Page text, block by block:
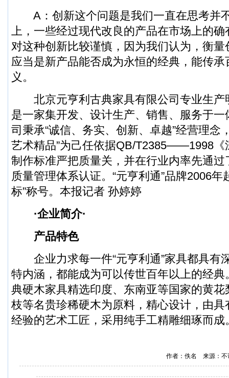
A：创新这个问题是我们一直在思考并
上，一些经过现代改良的产品在市场上的
对这种创新比较谨慎，因为我们认为，衡
应当是新产品能否成为永恒的经典，能传
义。
北京元亨利古典家具有限公司专业生产
是一家集开发、设计生产、销售、服务于
司秉承“诚信、务实、创新、卓越”经营理念
艺术精品”为己任依据QB/T2385——1998《
制作标准严把质量关，并在行业内率先通过
质量管理体系认证。“元亨利通”品牌2006年
标”称号。本报记者 孙婷婷
·企业简介·
产品特色
企业力求每一件“元亨利通”家具都具有
特内涵，都能成为可以传世百年以上的经典
典硬木家具精选印度、东南亚等国家的黄
枝等名贵珍稀硬木为原料，精心设计，由
经验的艺术工匠，采用纯手工精雕细琢而成
作者：佚名 来源：